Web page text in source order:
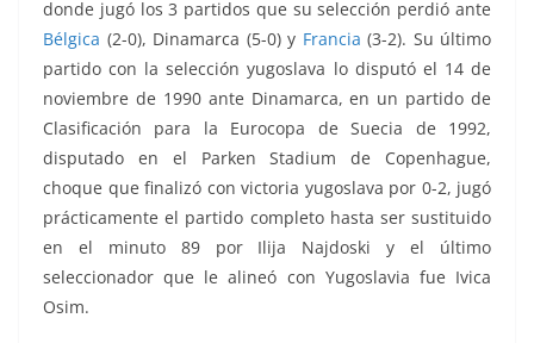
donde jugó los 3 partidos que su selección perdió ante
Bélgica (2-0), Dinamarca (5-0) y Francia (3-2). Su último
partido con la selección yugoslava lo disputó el 14 de
noviembre de 1990 ante Dinamarca, en un partido de
Clasificación para la Eurocopa de Suecia de 1992,
disputado en el Parken Stadium de Copenhague,
choque que finalizó con victoria yugoslava por 0-2, jugó
prácticamente el partido completo hasta ser sustituido
en el minuto 89 por Ilija Najdoski y el último
seleccionador que le alineó con Yugoslavia fue Ivica
Osim.